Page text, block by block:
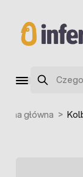
Szukaj
główna >